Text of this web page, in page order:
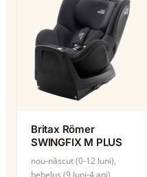
Britax Römer
SWINGFIX M PLUS
nou-născut (0-12 luni),
bebeluș (9 luni-4 ani)